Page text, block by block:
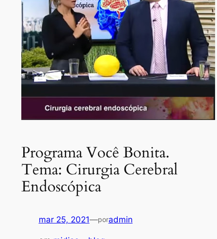
Programa Você Bonita.
Tema: Cirurgia Cerebral
Endoscópica
mar 25, 2021—poradmin